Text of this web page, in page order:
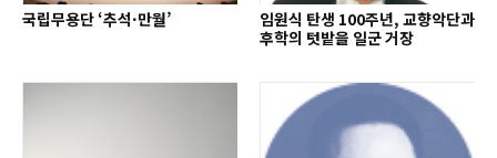
국립무용단 ‘추석·만월’
임원식 탄생 100주년, 교향악단과
후학의 텃밭을 일군 거장